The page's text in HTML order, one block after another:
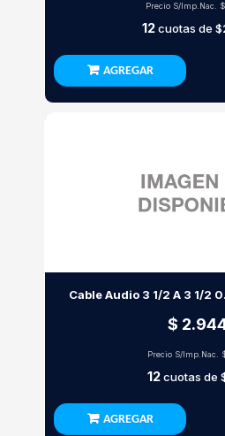
Precio S/Imp.Nac.
12cuotas de
AGREGAR
Cable Audio 3 1/2 A 3 1/2
$
Precio S/Imp.Nac.
12cuotas de
AGREGAR